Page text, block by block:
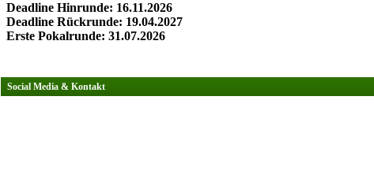
Deadline Hinrunde: 16.11.2026
Deadline Rückrunde: 19.04.2027
Erste Pokalrunde: 31.07.2026
Social Media & Kontakt